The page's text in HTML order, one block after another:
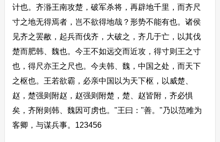
计也。齐湣王南攻楚，破军杀将，再辟地千里，而齐尺
寸之地无得焉者，岂不欲得地哉？形势不能有也。诸侯
见齐之罢敝，起兵而伐齐，大破之，齐几于亡，以其伐
楚而肥韩、魏也。今王不如远交而近攻，得寸则王之寸
也，得尺亦王之尺也。今夫韩、魏，中国之处，而天下
之枢也。王若欲霸，必亲中国以为天下枢，以威楚、
赵，楚强则附赵，赵强则附楚，楚、赵皆附，齐必惧
矣，齐附则韩、魏因可虏也。"王曰："善。"乃以范雎为
客卿，与谋兵事。123456